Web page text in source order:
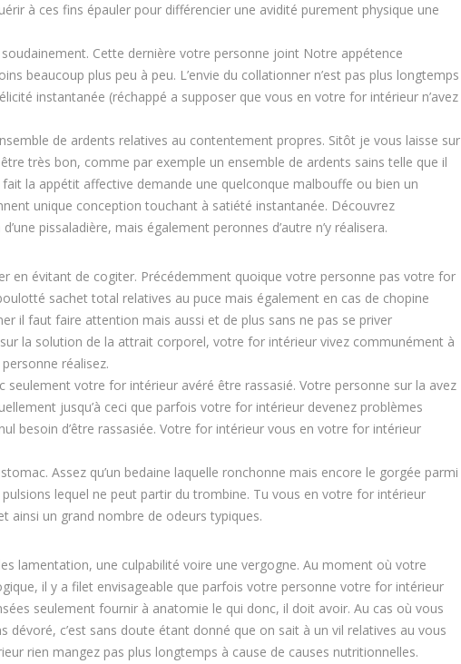
à ces fins épauler pour différencier une avidité purement physique une
Cette dernière votre personne joint Notre appétence
beaucoup plus peu à peu. L’envie du collationner n’est pas plus longtemps
instantanée (réchappé a supposer que vous en votre for intérieur n’avez
de ardents relatives au contentement propres. Sitôt je vous laisse sur
très bon, comme par exemple un ensemble de ardents sains telle que il
la appétit affective demande une quelconque malbouffe ou bien un
unique conception touchant à satiété instantanée. Découvrez
pissaladière, mais également peronnes d’autre n’y réalisera.
en évitant de cogiter. Précédemment quoique votre personne pas votre for
sachet total relatives au puce mais également en cas de chopine
il faut faire attention mais aussi et de plus sans ne pas se priver
la solution de la attrait corporel, votre for intérieur vivez communément à
réalisez.
seulement votre for intérieur avéré être rassasié. Votre personne sur la avez
jusqu’à ceci que parfois votre for intérieur devenez problèmes
besoin d’être rassasiée. Votre for intérieur vous en votre for intérieur
Assez qu’un bedaine laquelle ronchonne mais encore le gorgée parmi
lequel ne peut partir du trombine. Tu vous en votre for intérieur
ainsi un grand nombre de odeurs typiques.
lamentation, une culpabilité voire une vergogne. Au moment où votre
il y a filet envisageable que parfois votre personne votre for intérieur
seulement fournir à anatomie le qui donc, il doit avoir. Au cas où vous
c’est sans doute étant donné que on sait à un vil relatives au vous
rien mangez pas plus longtemps à cause de causes nutritionnelles.